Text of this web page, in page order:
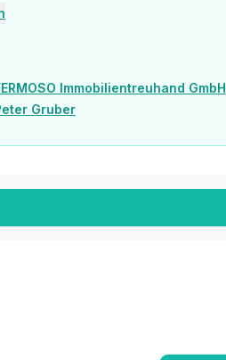
Immobilientreuhand GmbH
Gruber